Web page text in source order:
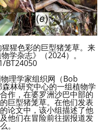
猩色彩的巨型猪笼草。来
学杂志》（2024）。
BT24050
理学家组织网（Bob
林研究中心的一组植物学
作，在婆罗洲沙巴中部的
巨型猪笼草。在他们发表
论文中，该小组描述了他
他们在冒险前往据报道发
。